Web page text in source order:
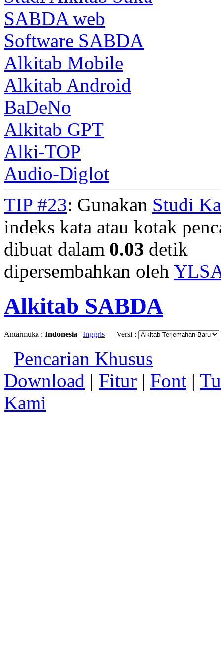
SABDA web
Software SABDA
Alkitab Mobile
Alkitab Android
BaDeNo
Alkitab GPT
Alki-TOP
Audio-Diglot
TIP #23: Gunakan Studi
indeks kata atau kotak
dibuat dalam 0.03 detik
dipersembahkan oleh
Alkitab SABDA
Antarmuka : Indonesia | Inggris Versi :
Pencarian Khusus
Download | Fitur | Font |
Kami